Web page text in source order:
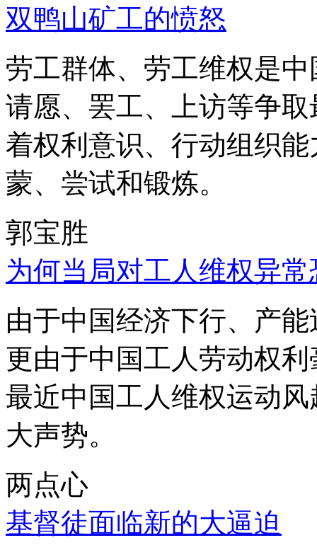
双鸭山矿工的愤怒
劳工群体、劳工维权是
请愿、罢工、上访等争
着权利意识、行动组织
蒙、尝试和锻炼。
郭宝胜
为何当局对工人维权异
由于中国经济下行、产
更由于中国工人劳动权
最近中国工人维权运动
大声势。
两点心
基督徒面临新的大逼迫